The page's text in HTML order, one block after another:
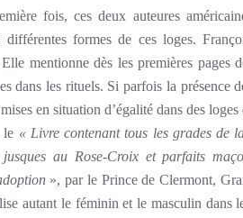
fois, ces deux auteures
différentes formes de ces loges.
mentionne dès les premières pages
dans les rituels. Si parfois la présence
en situation d’égalité dans des
le « Livre contenant tous les grades de
au Rose-Croix et parfaits
», par le Prince de Clermont,
autant le féminin et le masculin dans